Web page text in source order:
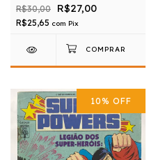
R$30,00 R$27,00
R$25,65 com Pix
10% OFF